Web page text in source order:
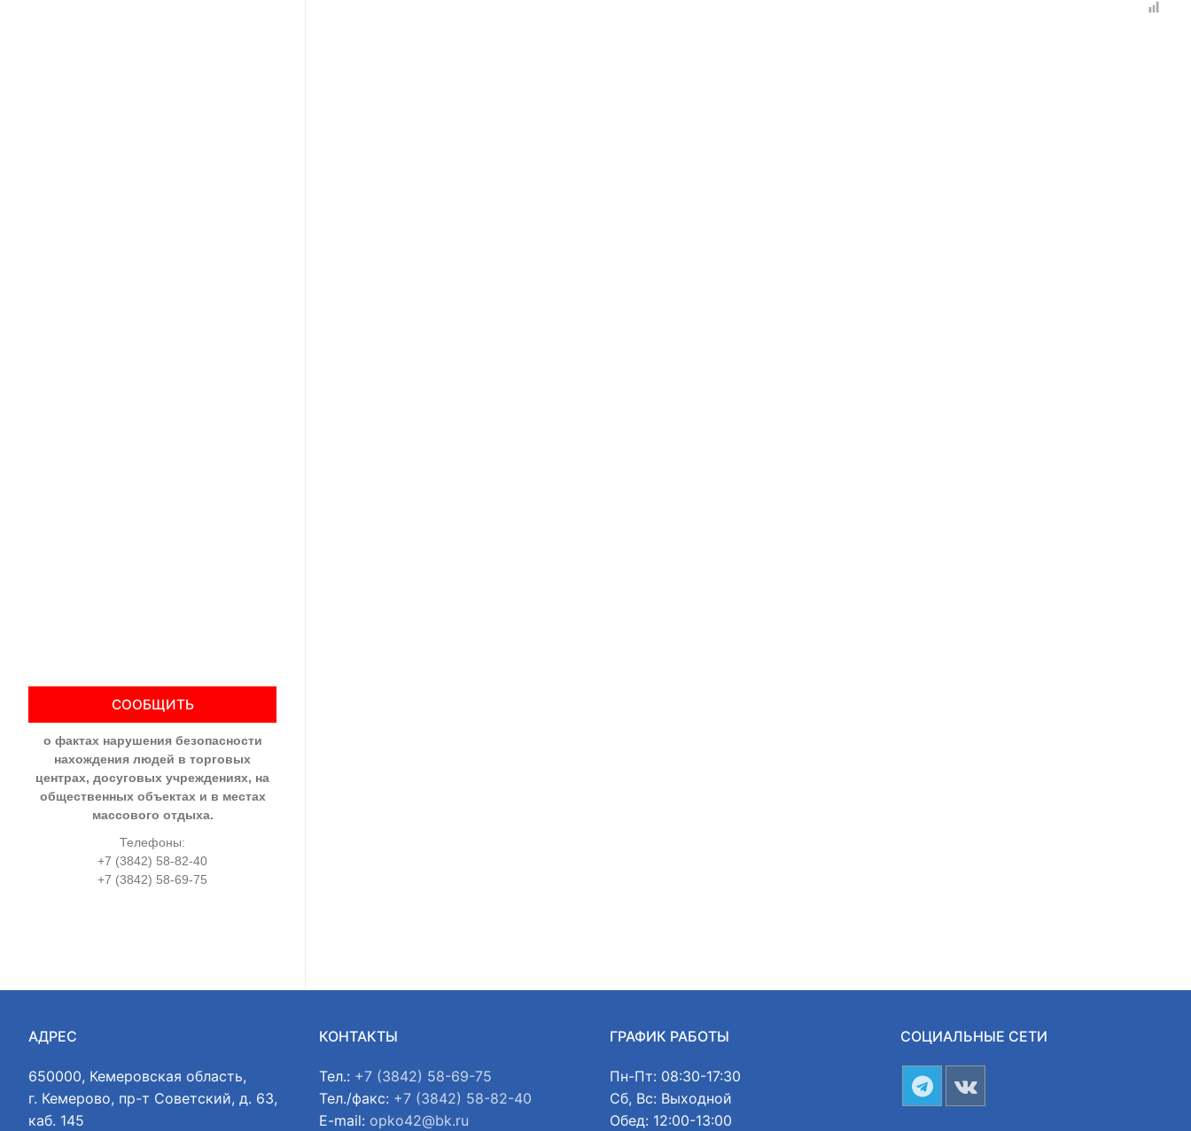
СООБЩИТЬ
о фактах нарушения безопасности
нахождения людей в торговых
центрах, досуговых учреждениях, на
общественных объектах и в местах
массового отдыха.
Телефоны:
+7 (3842) 58-82-40
+7 (3842) 58-69-75
АДРЕС
650000, Кемеровская область,
г. Кемерово, пр-т Советский, д. 63,
каб. 145
КОНТАКТЫ
Тел.: +7 (3842) 58-69-75
Тел./факс: +7 (3842) 58-82-40
E-mail: opko42@bk.ru
ГРАФИК РАБОТЫ
Пн-Пт: 08:30-17:30
Сб, Вс: Выходной
Обед: 12:00-13:00
СОЦИАЛЬНЫЕ СЕТИ